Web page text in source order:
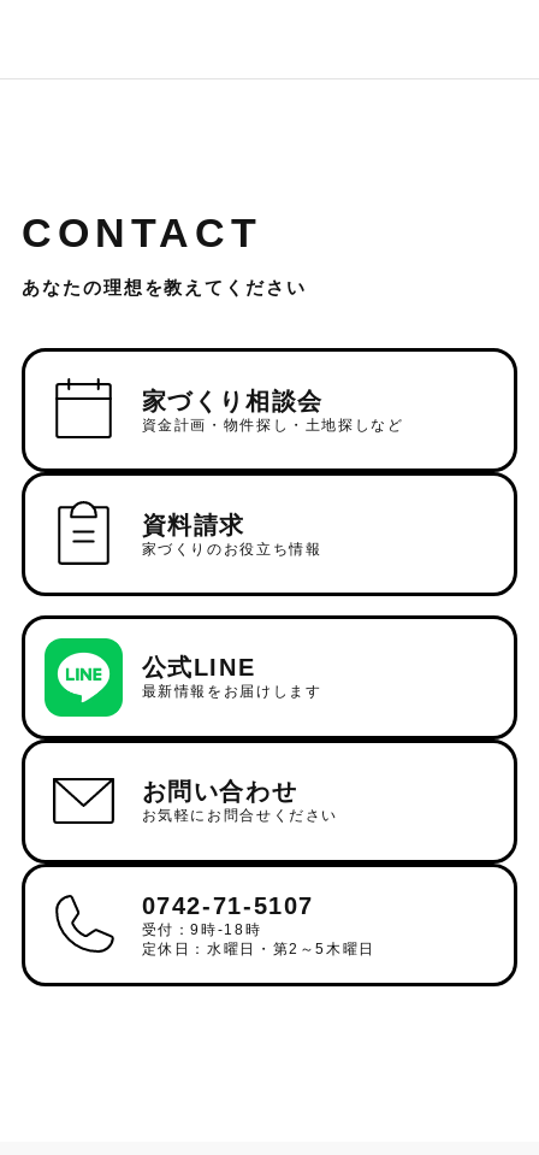
CONTACT
あなたの理想を教えてください
家づくり相談会
資金計画・物件探し・土地探しなど
資料請求
家づくりのお役立ち情報
公式LINE
最新情報をお届けします
お問い合わせ
お気軽にお問合せください
0742-71-5107
受付：9時-18時
定休日：水曜日・第2～5木曜日